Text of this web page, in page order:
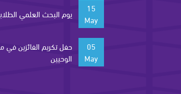
15
May
يوم البحث العلمي
05
May
حفل تكريم الفائزين في
الوحيين